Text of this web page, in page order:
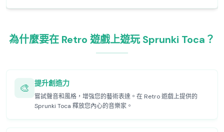
為什麼要在 Retro 遊戲上遊玩 Sprunki Toca？
🎨 提升創造力
嘗試聲音和風格，增強您的藝術表達。在 Retro 遊戲上提供的
Sprunki Toca 釋放您內心的音樂家。